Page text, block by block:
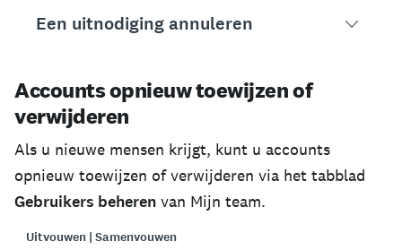
U kunt een uitnodiging opnieuw versturen aan
Ga naar
SelecteerGebruikers beheren.
Zoek de persoon naar wie u een nieuwe
Een uitnodiging annuleren
U kunt uitnodigingen met de status Uitgenodigd
Een uitnodiging annuleren:
Accounts opnieuw toewijzen of
verwijderen
Als u nieuwe mensen krijgt, kunt u accounts
opnieuw toewijzen of verwijderen via het tabblad
Gebruikers beheren van Mijn team.
Uitvouwen | Samenvouwen